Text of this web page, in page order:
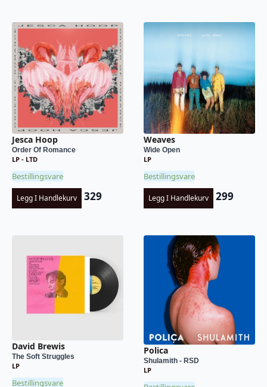
Jesca Hoop
Order Of Romance
LP - LTD
Bestillingsvare
Legg I Handlekurv 329
Weaves
Wide Open
LP
Bestillingsvare
Legg I Handlekurv 299
David Brewis
The Soft Struggles
LP
Bestillingsvare
Polica
Shulamith - RSD
LP